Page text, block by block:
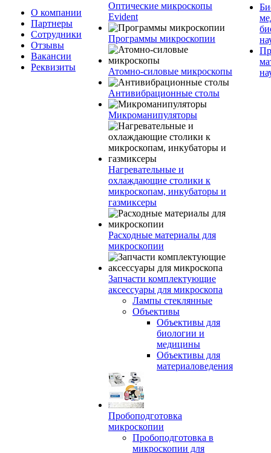
О компании
Партнеры
Сотрудники
Отзывы
Вакансии
Реквизиты
Оптические микроскопы
Evident
Программы микроскопии
Атомно-силовые микроскопы
Антивибрационные столы
Микроманипуляторы
Нагревательные и
охлаждающие столики к
микроскопам, инкубаторы и
газмиксеры
Расходные материалы для
микроскопии
Запчасти комплектующие
аксессуары для микроскопа
Лампы стеклянные
Объективы
Объективы для
биологии и
медицины
Объективы для
материаловедения
Пробоподготовка
микроскопии
Пробоподготовка в
микроскопии для